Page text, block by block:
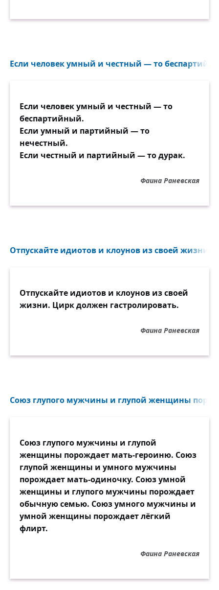
Если человек умный и честный — то
Если человек умный и честный — то
беспартийный.
Если умный и партийный — то
нечестный.
Если честный и партийный — то дурак.
Фаина Раневская
Отпускайте идиотов и клоунов из своей жизни...
Отпускайте идиотов и клоунов из своей
жизни. Цирк должен гастролировать.
Фаина Раневская
Союз глупого мужчины и глупой женщины
Союз глупого мужчины и глупой
женщины порождает мать-героиню. Союз
глупой женщины и умного мужчины
порождает мать-одиночку. Союз умной
женщины и глупого мужчины порождает
обычную семью. Союз умного мужчины и
умной женщины порождает лёгкий
флирт.
Фаина Раневская